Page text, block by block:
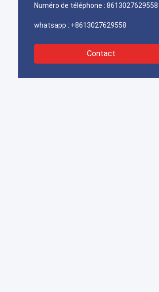
rapidement. Nous sommes très heureux
confiance.
Numéro de téléphone : 8613027629558
whatsapp : +8613027629558
Contact